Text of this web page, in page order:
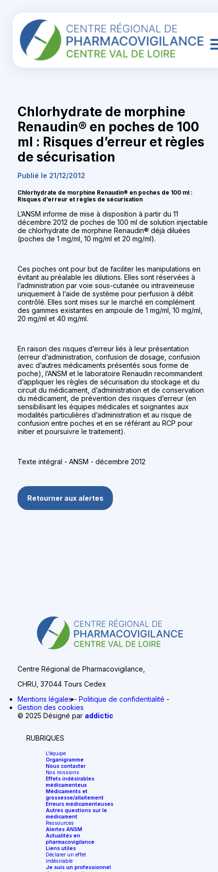
Chlorhydrate de morphine
Renaudin® en poches de 100
ml : Risques d’erreur et règles
de sécurisation
Publié le 21/12/2012
Chlorhydrate de morphine Renaudin® en poches de 100 ml :
Risques d’erreur et règles de sécurisation
L’ANSM informe de mise à disposition à partir du 11
décembre 2012 de poches de 100 ml de solution injectable
de chlorhydrate de morphine Renaudin® déjà diluées
(poches de 1 mg/ml, 10 mg/ml et 20 mg/ml).
Ces poches ont pour but de faciliter les manipulations en
évitant au préalable les dilutions. Elles sont réservées à
l’administration par voie sous-cutanée ou intraveineuse
uniquement à l’aide de système pour perfusion à débit
contrôlé. Elles sont mises sur le marché en complément
des gammes existantes en ampoule de 1 mg/ml, 10 mg/ml,
20 mg/ml et 40 mg/ml.
En raison des risques d’erreur liés à leur présentation
(erreur d’administration, confusion de dosage, confusion
avec d’autres médicaments présentés sous forme de
poche), l’ANSM et le laboratoire Renaudin recommandent
d’appliquer les règles de sécurisation du stockage et du
circuit du médicament, d’administration et de conservation
du médicament, de prévention des risques d’erreur (en
sensibilisant les équipes médicales et soignantes aux
modalités particulières d’administration et au risque de
confusion entre poches et en se référant au RCP pour
initier et poursuivre le traitement).
Texte intégral - ANSM - décembre 2012
Retourner aux alertes
Centre Régional de Pharmacovigilance,
CHRU, 37044 Tours Cedex
Mentions légales
Politique de confidentialité
Gestion des cookies
© 2025 Désigné par addictic
RUBRIQUES
L'équipe
Organigramme
Nous contacter
Nos missions
Effets indésirables
médicamenteux
Médicaments et
grossesse/allaitement
Erreurs médicamenteuses
Autres questions sur le
médicament
Ressources
Alertes ANSM
Actualités en
pharmacovigilance
Liens utiles
Déclarer un effet
indésirable
Je suis un professionnel